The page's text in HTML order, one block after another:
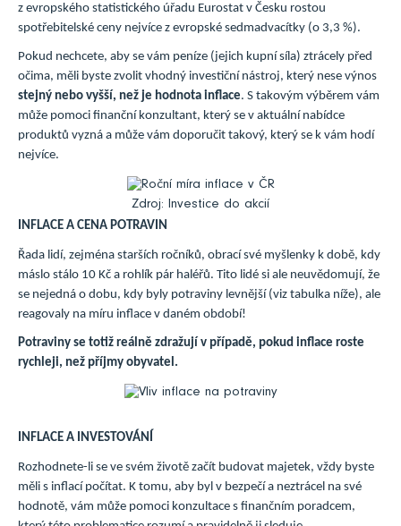
z evropského statistického úřadu Eurostat v Česku rostou
spotřebitelské ceny nejvíce z evropské sedmadvacítky (o 3,3 %).
Pokud nechcete, aby se vám peníze (jejich kupní síla) ztrácely před
očima, měli byste zvolit vhodný investiční nástroj, který nese výnos
stejný nebo vyšší, než je hodnota inflace. S takovým výběrem vám
může pomoci finanční konzultant, který se v aktuální nabídce
produktů vyzná a může vám doporučit takový, který se k vám hodí
nejvíce.
Zdroj: Investice do akcií
INFLACE A CENA POTRAVIN
Řada lidí, zejména starších ročníků, obrací své myšlenky k době, kdy
máslo stálo 10 Kč a rohlík pár haléřů. Tito lidé si ale neuvědomují, že
se nejedná o dobu, kdy byly potraviny levnější (viz tabulka níže), ale
reagovaly na míru inflace v daném období!
Potraviny se totiž reálně zdražují v případě, pokud inflace roste
rychleji, než příjmy obyvatel.
INFLACE A INVESTOVÁNÍ
Rozhodnete-li se ve svém životě začít budovat majetek, vždy byste
měli s inflací počítat. K tomu, aby byl v bezpečí a neztrácel na své
hodnotě, vám může pomoci konzultace s finančním poradcem,